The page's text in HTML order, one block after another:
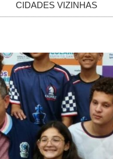
CIDADES VIZINHAS